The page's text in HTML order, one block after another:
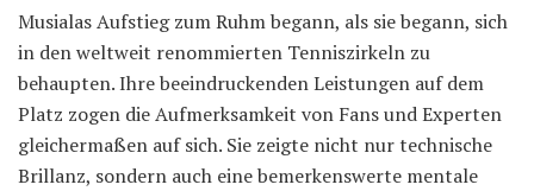
Musialas Aufstieg zum Ruhm begann, als sie begann, sich
in den weltweit renommierten Tenniszirkeln zu
behaupten. Ihre beeindruckenden Leistungen auf dem
Platz zogen die Aufmerksamkeit von Fans und Experten
gleichermaßen auf sich. Sie zeigte nicht nur technische
Brillanz, sondern auch eine bemerkenswerte mentale